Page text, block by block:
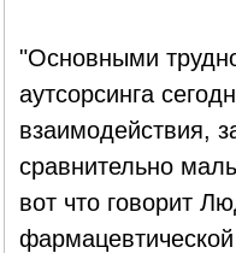
"Основными
аутсорсинга
взаимодействия,
сравнительно
вот что говорит